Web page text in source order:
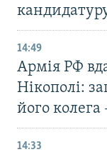
14:49
Армія РФ
Нікополі:
його
14:33